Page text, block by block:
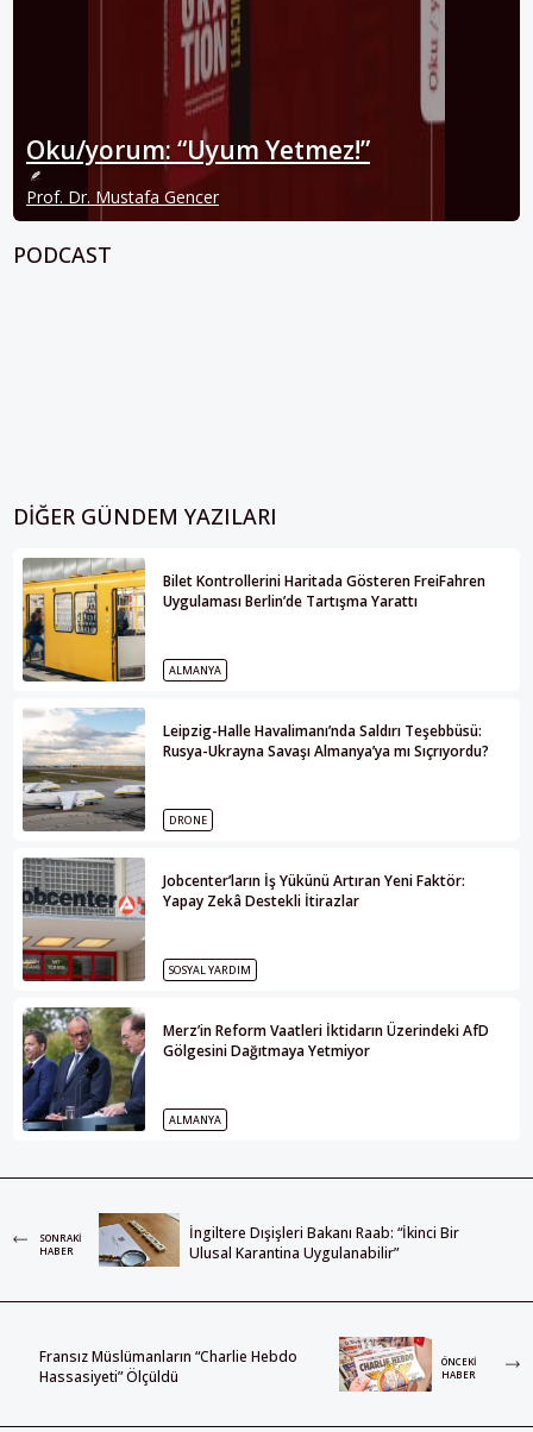
Oku/yorum: “Uyum Yetmez!”
Prof. Dr. Mustafa Gencer
PODCAST
DIĞER GÜNDEM YAZILARI
Bilet Kontrollerini Haritada Gösteren FreiFahren
Uygulaması Berlin’de Tartışma Yarattı
ALMANYA
Leipzig-Halle Havalimanı’nda Saldırı Teşebbüsü:
Rusya-Ukrayna Savaşı Almanya’ya mı Sıçrıyordu?
DRONE
Jobcenter’ların İş Yükünü Artıran Yeni Faktör:
Yapay Zekâ Destekli İtirazlar
SOSYAL YARDIM
Merz’in Reform Vaatleri İktidarın Üzerindeki AfD
Gölgesini Dağıtmaya Yetmiyor
ALMANYA
SONRAKI
HABER
İngiltere Dışişleri Bakanı Raab: “İkinci Bir
Ulusal Karantina Uygulanabilir”
Fransız Müslümanların “Charlie Hebdo
Hassasiyeti” Ölçüldü
ÖNCEKI
HABER